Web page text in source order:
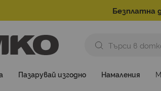
Безплатна
Пазарувай изгодно Намаления